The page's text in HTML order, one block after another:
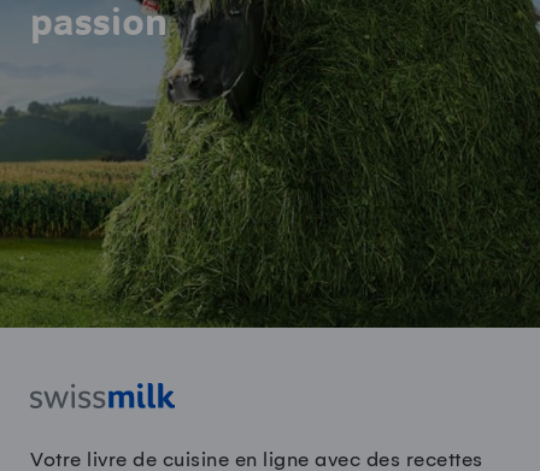
passion
Votre livre de cuisine en ligne avec des recettes